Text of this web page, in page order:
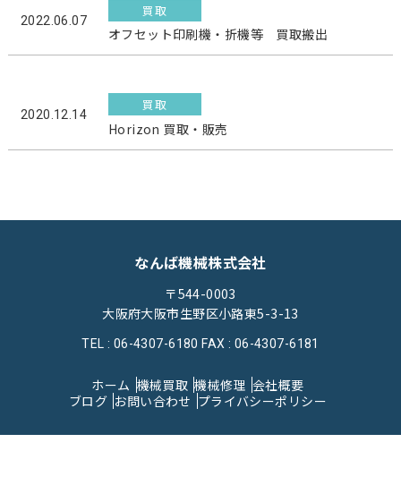
2022.06.07
買取
オフセット印刷機・折機等 買取搬出
2020.12.14
買取
Horizon 買取・販売
なんば機械株式会社
〒544-0003
大阪府大阪市生野区小路東5-3-13
TEL : 06-4307-6180 FAX : 06-4307-6181
ホーム 機械買取 機械修理 会社概要
ブログ お問い合わせ プライバシーポリシー